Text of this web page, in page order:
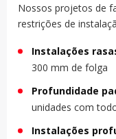
Nossos projetos de
restrições de
Instalações
300 mm de folga
Profundidade
unidades com
Instalações